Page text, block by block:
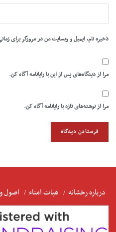
ذخیره نام، ایمیل و وبسایت من در مرورگر برای
مرا از دیدگاه‌های پس از این با رایانامه آگاه کن.
مرا از نوشته‌های تازه با رایانامه آگاه کن.
درباره رخشانه هیات امناء اصول